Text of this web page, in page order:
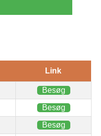
Link
Besøg
Besøg
Besøg